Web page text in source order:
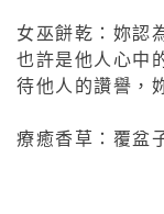
女巫餅乾：妳認
也許是他人心中
待他人的讚譽，
療癒香草：覆盆